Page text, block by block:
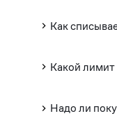
Как
Какой
Надо ли